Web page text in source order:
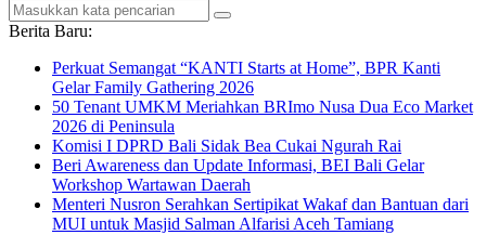
Berita Baru:
Perkuat Semangat “KANTI Starts at Home”, BPR Kanti
Gelar Family Gathering 2026
50 Tenant UMKM Meriahkan BRImo Nusa Dua Eco Market
2026 di Peninsula
Komisi I DPRD Bali Sidak Bea Cukai Ngurah Rai
Beri Awareness dan Update Informasi, BEI Bali Gelar
Workshop Wartawan Daerah
Menteri Nusron Serahkan Sertipikat Wakaf dan Bantuan dari
MUI untuk Masjid Salman Alfarisi Aceh Tamiang